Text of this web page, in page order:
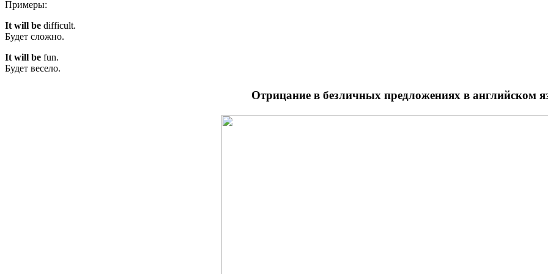
Примеры:
It will be difficult.
Будет сложно.
It will be fun.
Будет весело.
Отрицание в безличных предложениях в английском